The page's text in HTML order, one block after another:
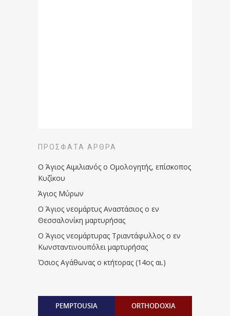
ΠΡΌΣΦΑΤΑ ΆΡΘΡΑ
Ο Άγιος Αιμιλιανός ο Ομολογητής, επίσκοπος
Κυζίκου
Άγιος Μύρων
Ο Άγιος νεομάρτυς Αναστάσιος ο εν
Θεσσαλονίκη μαρτυρήσας
Ο Άγιος νεομάρτυρας Τριαντάφυλλος ο εν
Κωνσταντινουπόλει μαρτυρήσας
Όσιος Αγάθωνας ο κτήτορας (14ος αι.)
PEMPTOUSIA ORTHODOXIA